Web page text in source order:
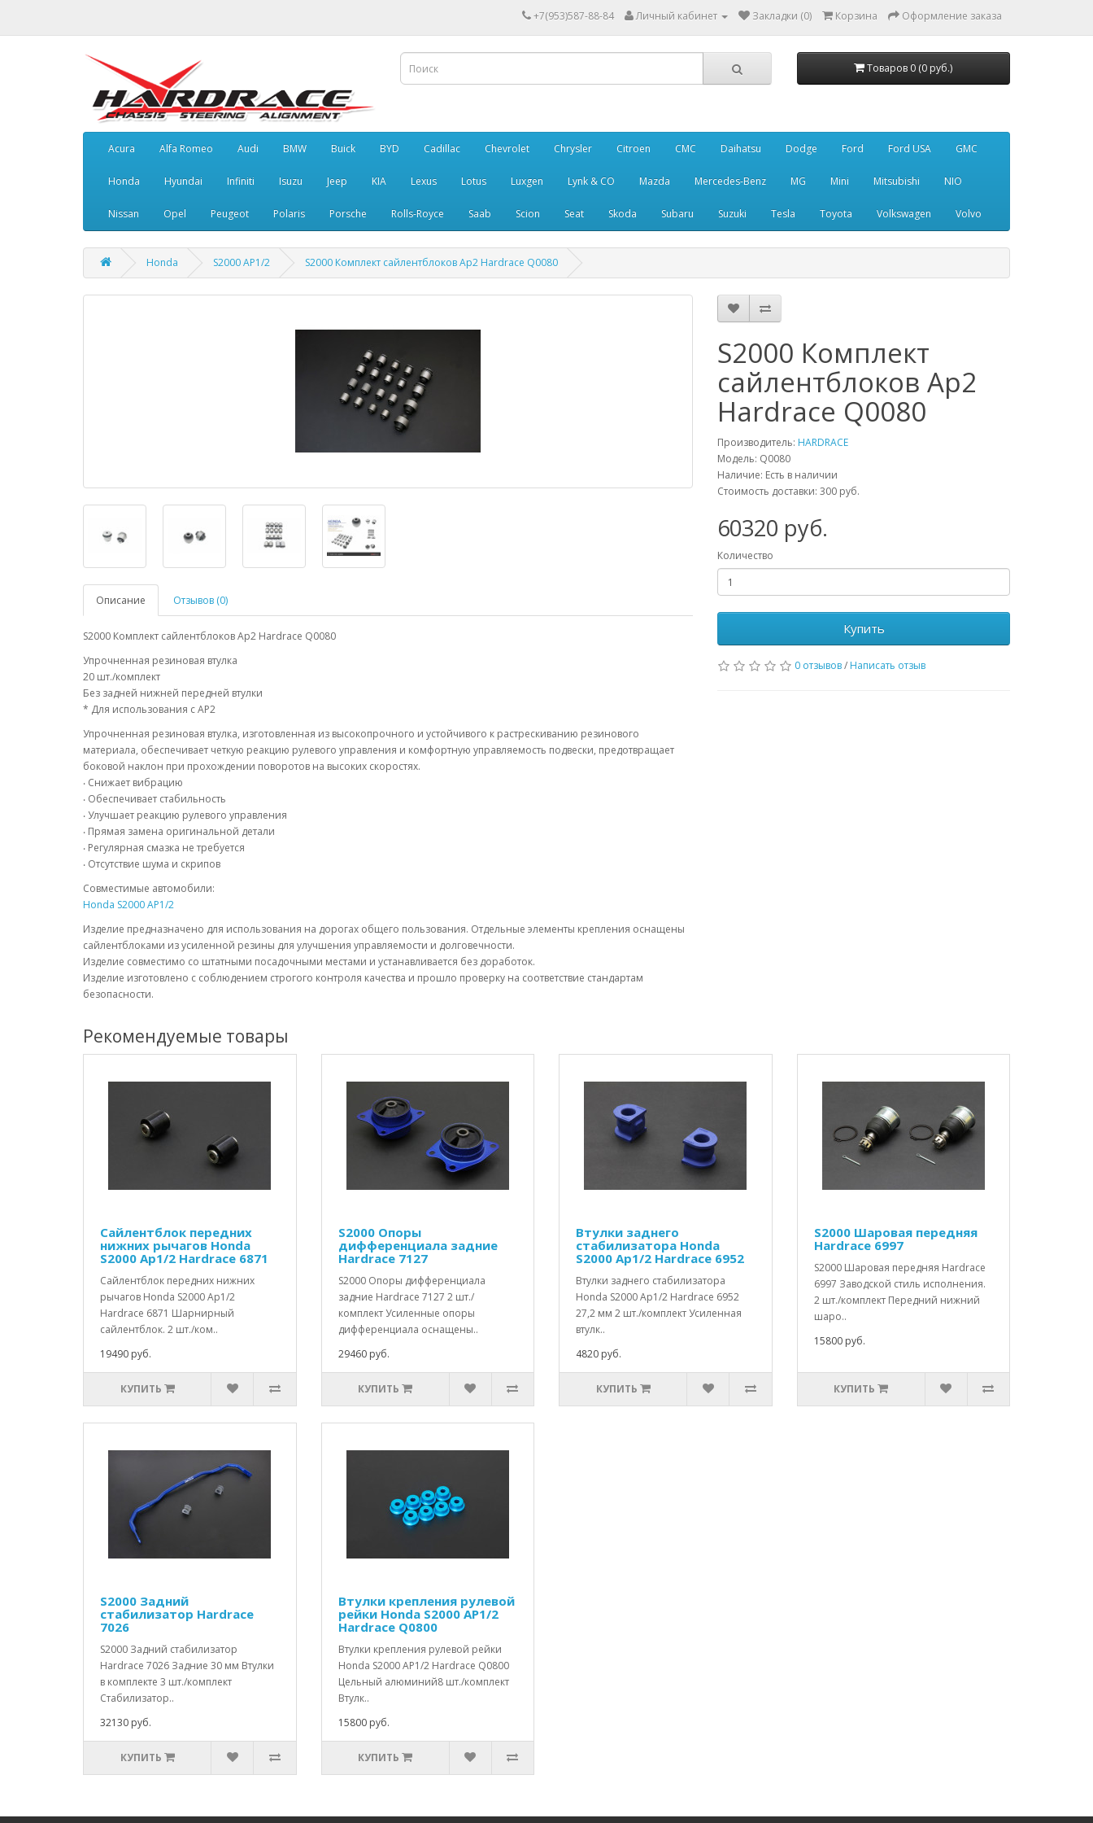
+7(953)587-88-84 Личный кабинет Закладки (0) Корзина Оформление заказа
Товаров 0 (0 руб.)
Acura Alfa Romeo Audi BMW Buick BYD Cadillac Chevrolet Chrysler Citroen CMC Daihatsu Dodge Ford Ford USA GMC
Honda Hyundai Infiniti Isuzu Jeep KIA Lexus Lotus Luxgen Lynk & CO Mazda Mercedes-Benz MG Mini Mitsubishi NIO
Nissan Opel Peugeot Polaris Porsche Rolls-Royce Saab Scion Seat Skoda Subaru Suzuki Tesla Toyota Volkswagen Volvo
Honda S2000 AP1/2 S2000 Комплект сайлентблоков Ap2 Hardrace Q0080
Описание Отзывов (0)
S2000 Комплект сайлентблоков Ap2 Hardrace Q0080
Упрочненная резиновая втулка
20 шт./комплект
Без задней нижней передней втулки
* Для использования с AP2
Упрочненная резиновая втулка, изготовленная из высокопрочного и устойчивого к растрескиванию резинового
материала, обеспечивает четкую реакцию рулевого управления и комфортную управляемость подвески, предотвращает
боковой наклон при прохождении поворотов на высоких скоростях.
‧ Снижает вибрацию
‧ Обеспечивает стабильность
‧ Улучшает реакцию рулевого управления
‧ Прямая замена оригинальной детали
‧ Регулярная смазка не требуется
‧ Отсутствие шума и скрипов
Совместимые автомобили:
Honda S2000 AP1/2
Изделие предназначено для использования на дорогах общего пользования. Отдельные элементы крепления оснащены
сайлентблоками из усиленной резины для улучшения управляемости и долговечности.
Изделие совместимо со штатными посадочными местами и устанавливается без доработок.
Изделие изготовлено с соблюдением строгого контроля качества и прошло проверку на соответствие стандартам
безопасности.
S2000 Комплект
сайлентблоков Ap2
Hardrace Q0080
Производитель: HARDRACE
Модель: Q0080
Наличие: Есть в наличии
Стоимость доставки: 300 руб.
60320 руб.
Количество
Купить
0 отзывов/ Написать отзыв
Рекомендуемые товары
Сайлентблок передних
нижних рычагов Honda
S2000 Ap1/2 Hardrace 6871
Сайлентблок передних нижних
рычагов Honda S2000 Ap1/2
Hardrace 6871 Шарнирный
сайлентблок. 2 шт./ком..
19490 руб.
КУПИТЬ
S2000 Опоры
дифференциала задние
Hardrace 7127
S2000 Опоры дифференциала
задние Hardrace 7127 2 шт./
комплект Усиленные опоры
дифференциала оснащены..
29460 руб.
КУПИТЬ
Втулки заднего
стабилизатора Honda
S2000 Ap1/2 Hardrace 6952
Втулки заднего стабилизатора
Honda S2000 Ap1/2 Hardrace 6952
27,2 мм 2 шт./комплект Усиленная
втулк..
4820 руб.
КУПИТЬ
S2000 Шаровая передняя
Hardrace 6997
S2000 Шаровая передняя Hardrace
6997 Заводской стиль исполнения.
2 шт./комплект Передний нижний
шаро..
15800 руб.
КУПИТЬ
S2000 Задний
стабилизатор Hardrace
7026
S2000 Задний стабилизатор
Hardrace 7026 Задние 30 мм Втулки
в комплекте 3 шт./комплект
Стабилизатор..
32130 руб.
КУПИТЬ
Втулки крепления рулевой
рейки Honda S2000 AP1/2
Hardrace Q0800
Втулки крепления рулевой рейки
Honda S2000 AP1/2 Hardrace Q0800
Цельный алюминий8 шт./комплект
Втулк..
15800 руб.
КУПИТЬ